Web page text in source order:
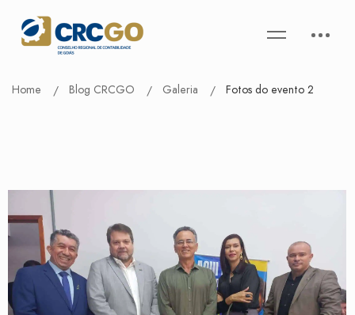
Home Blog CRCGO Galeria Fotos do evento 2